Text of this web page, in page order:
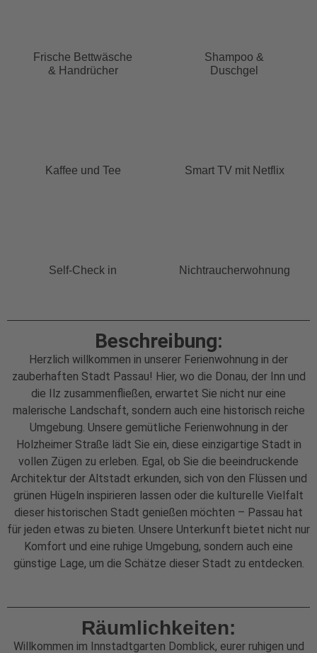
Frische Bettwäsche
& Handrücher
Shampoo &
Duschgel
Kaffee und Tee Smart TV mit Netflix
Self-Check in Nichtraucherwohnung
Beschreibung:
Herzlich willkommen in unserer Ferienwohnung in der
zauberhaften Stadt Passau! Hier, wo die Donau, der Inn und
die Ilz zusammenfließen, erwartet Sie nicht nur eine
malerische Landschaft, sondern auch eine historisch reiche
Umgebung. Unsere gemütliche Ferienwohnung in der
Holzheimer Straße lädt Sie ein, diese einzigartige Stadt in
vollen Zügen zu erleben. Egal, ob Sie die beeindruckende
Architektur der Altstadt erkunden, sich von den Flüssen und
grünen Hügeln inspirieren lassen oder die kulturelle Vielfalt
dieser historischen Stadt genießen möchten – Passau hat
für jeden etwas zu bieten. Unsere Unterkunft bietet nicht nur
Komfort und eine ruhige Umgebung, sondern auch eine
günstige Lage, um die Schätze dieser Stadt zu entdecken.
Räumlichkeiten:
Willkommen im Innstadtgarten Domblick, eurer ruhigen und